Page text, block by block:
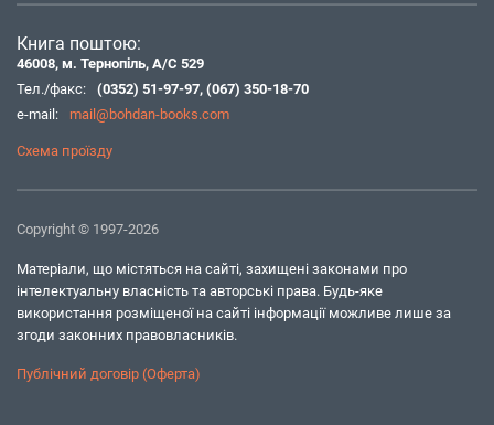
Книга поштою:
46008, м. Тернопіль, А/С 529
Тел./факс:
(0352) 51-97-97, (067) 350-18-70
e-mail:
mail@bohdan-books.com
Схема проїзду
Copyright © 1997-2026
Матеріали, що містяться на сайті, захищені законами про
інтелектуальну власність та авторські права. Будь-яке
використання розміщеної на сайті інформації можливе лише за
згоди законних правовласників.
Публічний договір (Оферта)